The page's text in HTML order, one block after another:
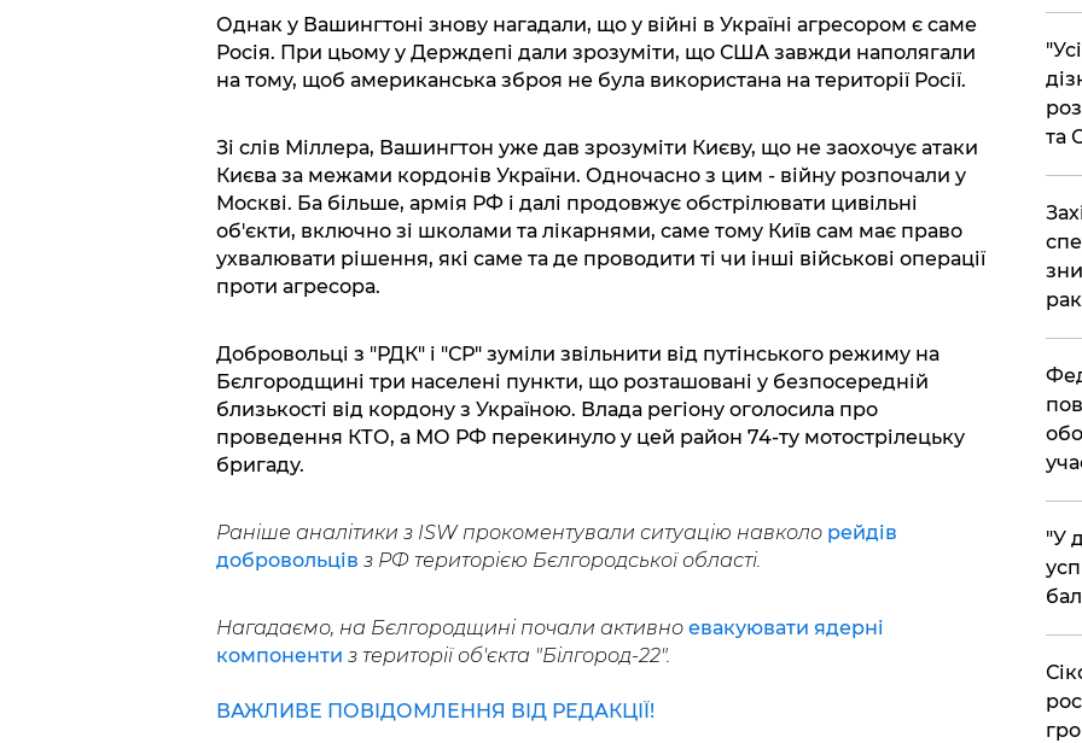
Однак у Вашингтоні знову нагадали, що у війні в Україні агресором є саме
Росія. При цьому у Держдепі дали зрозуміти, що США завжди наполягали
на тому, щоб американська зброя не була використана на території Росії.
Зі слів Міллера, Вашингтон уже дав зрозуміти Києву, що не заохочує атаки
Києва за межами кордонів України. Одночасно з цим - війну розпочали у
Москві. Ба більше, армія РФ і далі продовжує обстрілювати цивільні
об'єкти, включно зі школами та лікарнями, саме тому Київ сам має право
ухвалювати рішення, які саме та де проводити ті чи інші військові операції
проти агресора.
Добровольці з "РДК" і "СР" зуміли звільнити від путінського режиму на
Бєлгородщині три населені пункти, що розташовані у безпосередній
близькості від кордону з Україною. Влада регіону оголосила про
проведення КТО, а МО РФ перекинуло у цей район 74-ту мотострілецьку
бригаду.
Раніше аналітики з ISW прокоментували ситуацію навколо рейдів
добровольців з РФ територією Бєлгородської області.
Нагадаємо, на Бєлгородщині почали активно евакуювати ядерні
компоненти з території об'єкта "Білгород-22".
ВАЖЛИВЕ ПОВІДОМЛЕННЯ ВІД РЕДАКЦІЇ!
та
​"У